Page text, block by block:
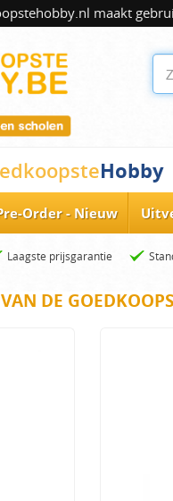
maakt
Hobby
Order - Nieuw
Laagste prijsgarantie
DE